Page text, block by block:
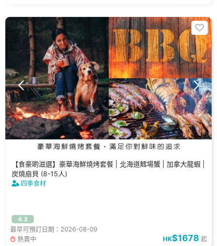
【食豪啲滋選】豪華海鮮燒烤套餐 | 北海道鱈場蟹 | 加拿大龍蝦 |
炭燒扇貝 (8-15人)
四季食材
4.3
最早可預訂日期：2026-08-09
熱賣中
HK$1678 起